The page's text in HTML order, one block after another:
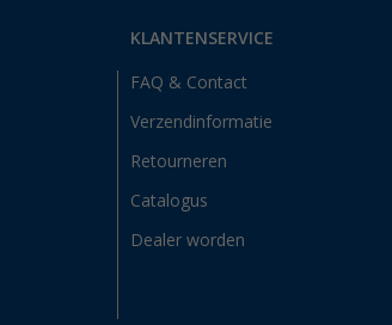
KLANTENSERVICE
FAQ & Contact
Verzendinformatie
Retourneren
Catalogus
Dealer worden